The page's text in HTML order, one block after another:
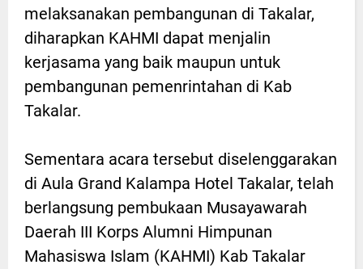
melaksanakan pembangunan di Takalar,
diharapkan KAHMI dapat menjalin
kerjasama yang baik maupun untuk
pembangunan pemenrintahan di Kab
Takalar.
Sementara acara tersebut diselenggarakan
di Aula Grand Kalampa Hotel Takalar, telah
berlangsung pembukaan Musayawarah
Daerah III Korps Alumni Himpunan
Mahasiswa Islam (KAHMI) Kab Takalar